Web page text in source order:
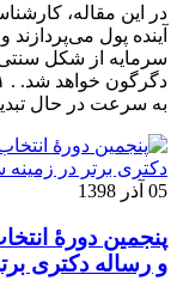
در این مقاله،
آینده پول
سرمایه از شکل سنتی
به سرعت در حال
05 آذر 1398
پنجمین دورۀ
و رساله دکتری